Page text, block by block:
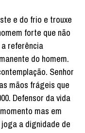
e do frio e trouxe
forte que não
referência
do homem.
Senhor
mãos frágeis que
Defensor da vida
mas em
a dignidade de